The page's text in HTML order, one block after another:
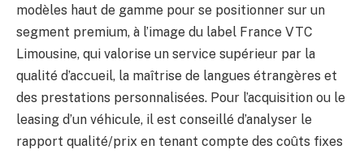
modèles haut de gamme pour se positionner sur un
segment premium, à l’image du label France VTC
Limousine, qui valorise un service supérieur par la
qualité d’accueil, la maîtrise de langues étrangères et
des prestations personnalisées. Pour l’acquisition ou le
leasing d’un véhicule, il est conseillé d’analyser le
rapport qualité/prix en tenant compte des coûts fixes